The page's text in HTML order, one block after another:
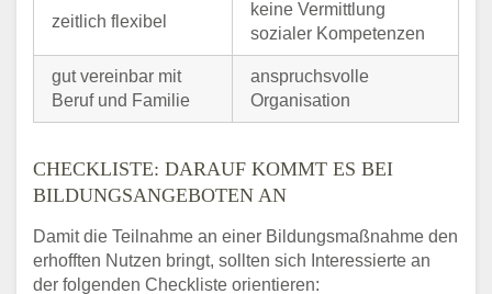
zeitlich flexibel
keine Vermittlung
sozialer Kompetenzen
gut vereinbar mit
Beruf und Familie
anspruchsvolle
Organisation
CHECKLISTE: DARAUF KOMMT ES BEI
BILDUNGSANGEBOTEN AN
Damit die Teilnahme an einer Bildungsmaßnahme den
erhofften Nutzen bringt, sollten sich Interessierte an
der folgenden Checkliste orientieren: